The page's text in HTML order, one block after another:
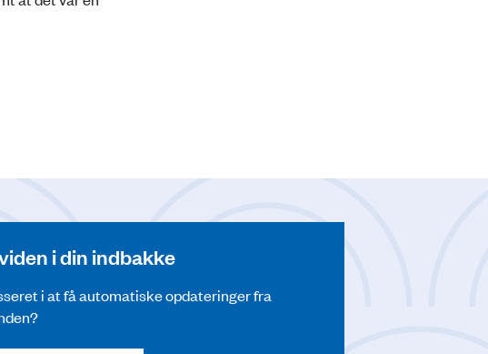
i din indbakke
i at få automatiske opdateringer fra